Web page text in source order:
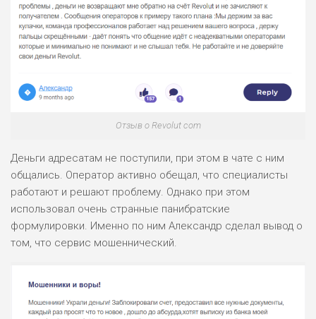
Отзыв о Revolut com
Деньги адресатам не поступили, при этом в чате с ним
общались. Оператор активно обещал, что специалисты
работают и решают проблему. Однако при этом
использовал очень странные панибратские
формулировки. Именно по ним Александр сделал вывод о
том, что сервис мошеннический.